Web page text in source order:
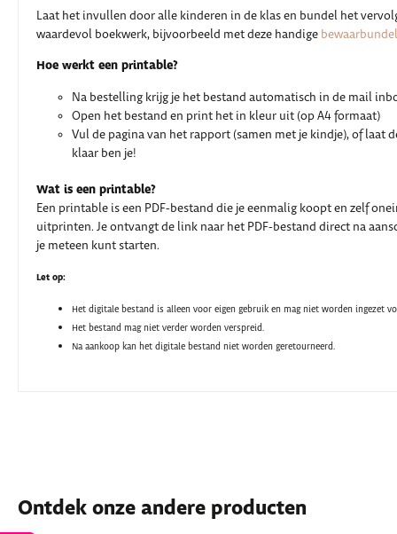
Laat het invullen door alle kinderen in de klas en bundel het
waardevol boekwerk, bijvoorbeeld met deze handige
Hoe werkt een printable?
Na bestelling krijg je het bestand automatisch in de mail
Open het bestand en print het in kleur uit (op A4 formaat)
Vul de pagina van het rapport (samen met je kindje), of laat
klaar ben je!
Wat is een printable?
Een printable is een PDF-bestand die je eenmalig koopt en zelf
uitprinten. Je ontvangt de link naar het PDF-bestand direct na
je meteen kunt starten.
Let op:
Het digitale bestand is alleen voor eigen gebruik en mag niet worden ingezet
Het bestand mag niet verder worden verspreid.
Na aankoop kan het digitale bestand niet worden geretourneerd.
Ontdek onze andere producten